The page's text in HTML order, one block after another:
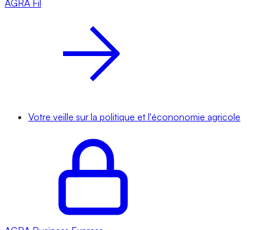
AGRA Fil
Votre veille sur la politique et l'écononomie agricole